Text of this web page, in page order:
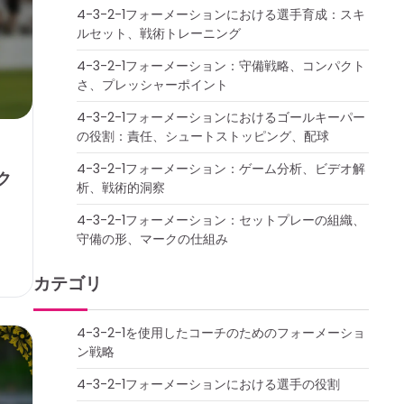
4-3-2-1フォーメーションにおける選手育成：スキ
ルセット、戦術トレーニング
4-3-2-1フォーメーション：守備戦略、コンパクト
さ、プレッシャーポイント
4-3-2-1フォーメーションにおけるゴールキーパー
の役割：責任、シュートストッピング、配球
4-3-2-1フォーメーション：ゲーム分析、ビデオ解
析、戦術的洞察
4-3-2-1フォーメーション：セットプレーの組織、
守備の形、マークの仕組み
カテゴリ
4-3-2-1を使用したコーチのためのフォーメーショ
ン戦略
4-3-2-1フォーメーションにおける選手の役割